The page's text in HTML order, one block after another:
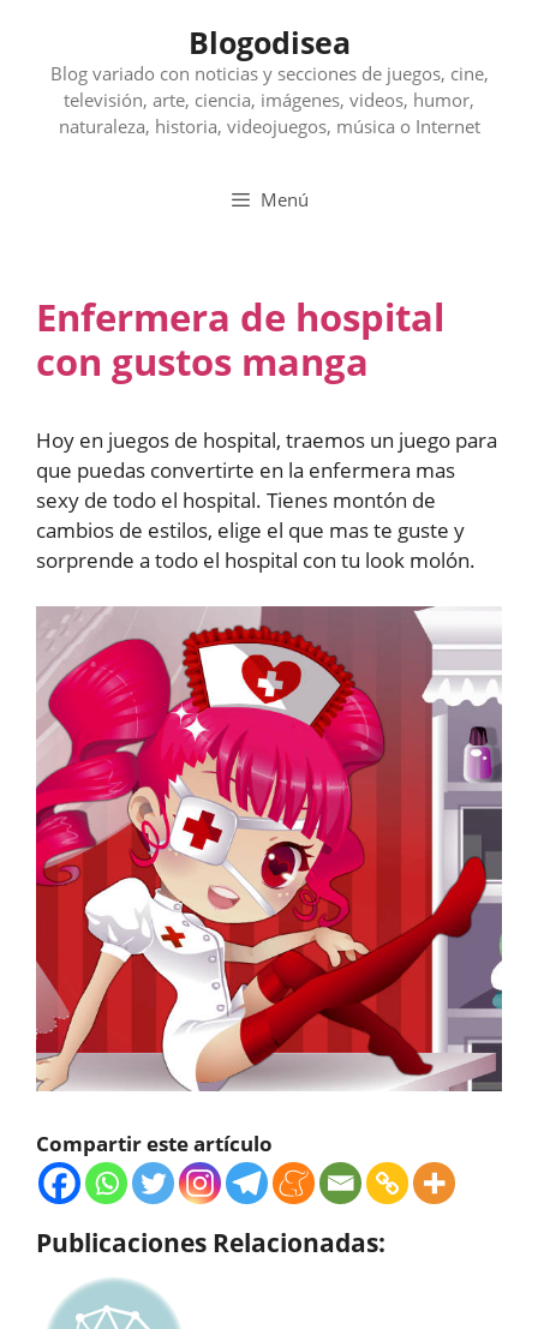
contenido
Blogodisea
Blog variado con noticias y secciones de juegos, cine,
televisión, arte, ciencia, imágenes, videos, humor,
naturaleza, historia, videojuegos, música o Internet
Menú
Enfermera de hospital
con gustos manga
Hoy en juegos de hospital, traemos un juego para
que puedas convertirte en la enfermera mas
sexy de todo el hospital. Tienes montón de
cambios de estilos, elige el que mas te guste y
sorprende a todo el hospital con tu look molón.
Compartir este artículo
Publicaciones Relacionadas: